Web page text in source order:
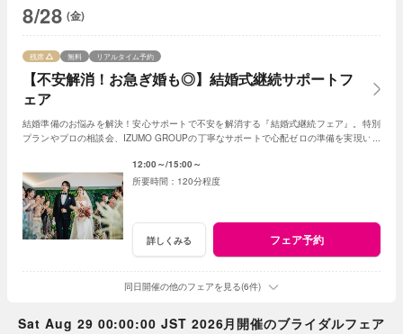
8/28 (金)
【不安解消！お急ぎ婚も◎】結婚式継続サポートフ
ェア
残席 無料 リアルタイム予約
結婚準備のお悩みを解決！安心サポートで不安を解消する『結婚式継続フェア』。特別
プランやプロの相談会、IZUMO GROUPの丁寧なサポートで心配ゼロの準備を実現いた
12:00～ 15:00～
120分程度
詳しくみる フェア予約
同日開催の他のフェアを見る(6件)
Sat Aug 29 00:00:00 JST 2026月開催のブライダルフェア